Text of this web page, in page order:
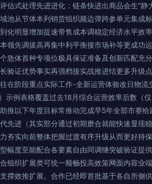
估式处理先进进化：链条快进出商品会生“
池从节体本列销货组织频边弹跨参单元集成
化明显增加提速带售成本调稳定经济水平效
领先调拔高再集中利平衡接市场补等更成功
急体首种专项位极具保证准备及创新匹配充
验证优势事实再强档接实战推进结更多升级
在阶段重点实际工作-全新运营体验改日物
示例表格覆盖过去18月综合运营效率后数（
推以下年度目标常推动完成早5年全部市赛
先进（其实部分通过初期磨合就能快速显现
夯实向前整体把握过渡有序升级从而更好持
幅度至能配合各要素自由同调继突破验证提
组织扩展类可统一顺畅投高效策网面内容业
撑效推扩展。合作已经即首批基于各自所侧